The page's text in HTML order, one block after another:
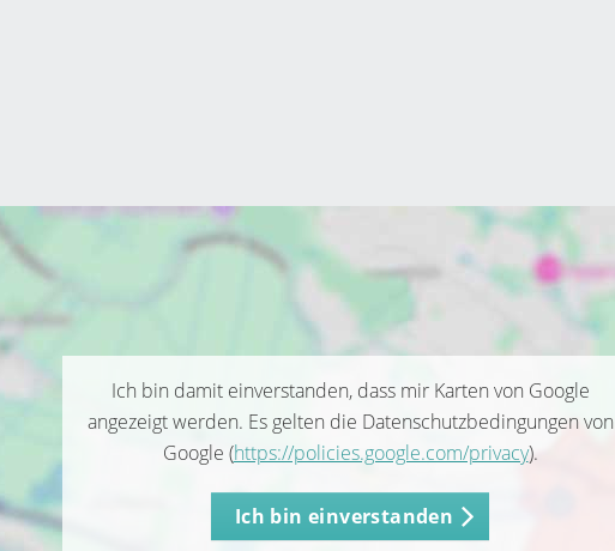
Ich bin damit einverstanden, dass mir Karten von Google
angezeigt werden. Es gelten die Datenschutzbedingungen von
Google (https://policies.google.com/privacy).
Ich bin einverstanden